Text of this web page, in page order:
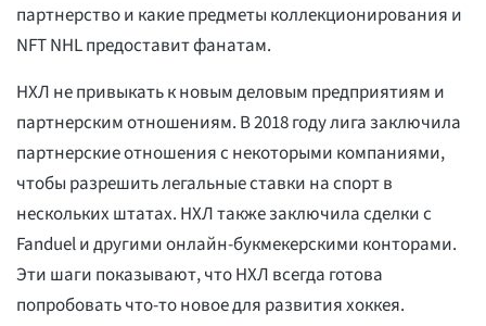
партнерство и какие предметы коллекционирования и
NFT NHL предоставит фанатам.
НХЛ не привыкать к новым деловым предприятиям и
партнерским отношениям. В 2018 году лига заключила
партнерские отношения с некоторыми компаниями,
чтобы разрешить легальные ставки на спорт в
нескольких штатах. НХЛ также заключила сделки с
Fanduel и другими онлайн-букмекерскими конторами.
Эти шаги показывают, что НХЛ всегда готова
попробовать что-то новое для развития хоккея.